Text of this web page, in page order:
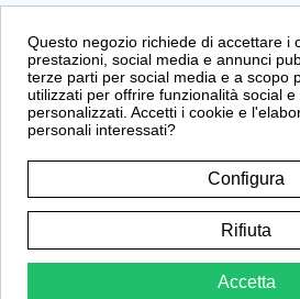
Questo negozio richiede di accettare i
prestazioni, social media e annunci
terze parti per social media e a scopo
utilizzati per offrire funzionalità social
personalizzati. Accetti i cookie e
personali interessati?
Configura
Rifiuta
Accetta